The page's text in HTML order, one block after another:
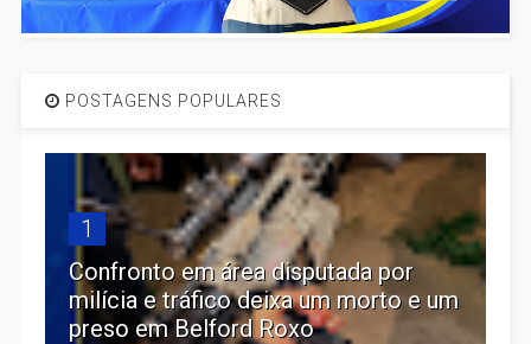
POSTAGENS POPULARES
1
Confronto em área disputada por
milícia e tráfico deixa um morto e um
preso em Belford Roxo